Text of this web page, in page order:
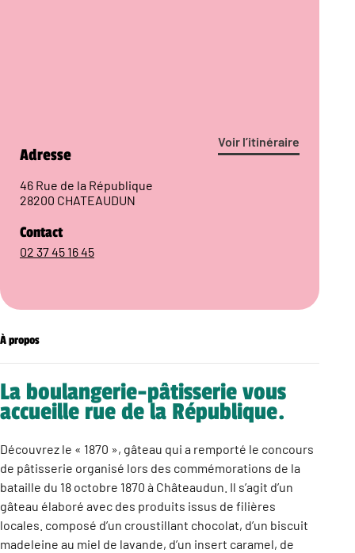
Voir l’itinéraire
Adresse
46 Rue de la République
28200 CHATEAUDUN
Contact
02 37 45 16 45
À propos
La boulangerie-pâtisserie vous
accueille rue de la République.
Découvrez le « 1870 », gâteau qui a remporté le concours
de pâtisserie organisé lors des commémorations de la
bataille du 18 octobre 1870 à Châteaudun. Il s’agit d’un
gâteau élaboré avec des produits issus de filières
locales. composé d’un croustillant chocolat, d’un biscuit
madeleine au miel de lavande, d’un insert caramel, de